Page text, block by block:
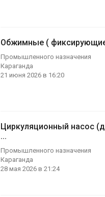
Обжимные (
Промышленного назначения
Караганда
21 июня 2026 в 16:20
Циркуляционный насос
...
Промышленного назначения
Караганда
28 мая 2026 в 21:24